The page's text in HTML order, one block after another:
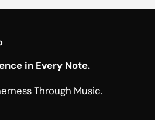
in Every Note.
Through Music.